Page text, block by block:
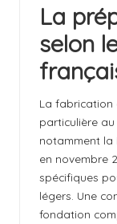
La
selon
La fabrication
particulière
notamment la
en novembre
spécifiques
légers. Une
fondation